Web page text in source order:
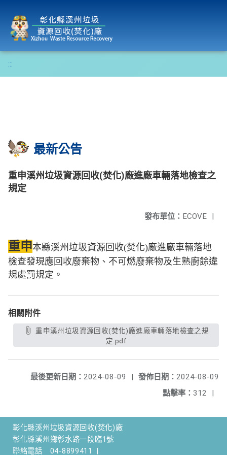
:::
最新公告
重申溪州垃圾資源回收(焚化)廠進廠車輛落地檢查之
規定
發布單位： ECOVE |
重申本縣溪州垃圾資源回收(焚化)廠進廠車輛落地
檢查發現應回收廢棄物、不可燃廢棄物及生熟廚餘違
規處罰規定。
相關附件
重申溪州垃圾資源回收(焚化)廠進廠車輛落地檢查之規
定.pdf
發佈日期： 2024-08-09
最後更新日期： 2024-08-09
|
點擊率： 312 |
彰化縣溪州垃圾資源回收(焚化)廠
彰化縣溪州鄉彰水路一段臨1號
聯絡電話
04-8899411